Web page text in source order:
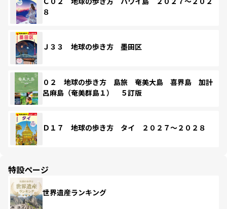
８
Ｊ３３ 地球の歩き方 墨田区
０２ 地球の歩き方 島旅 奄美大島 喜界島 加計
呂麻島（奄美群島１） ５訂版
Ｄ１７ 地球の歩き方 タイ ２０２７～２０２８
特設ページ
世界遺産ランキング